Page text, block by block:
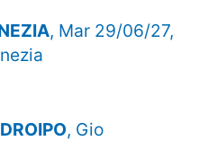
, Mar 29/06/27,
, Gio